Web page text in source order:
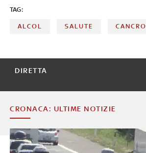
TAG:
ALCOL SALUTE CANCRO
DIRETTA
CRONACA: ULTIME NOTIZIE